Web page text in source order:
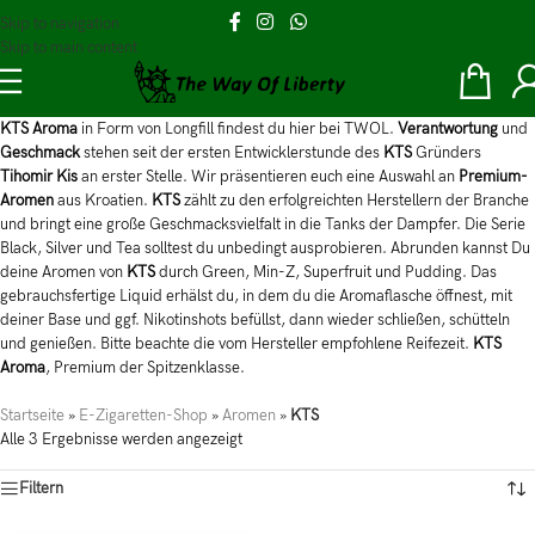
Skip to navigation
Skip to main content
KTS Aroma in Form von Longfill findest du hier bei TWOL. Verantwortung und
Geschmackstehen seit der ersten Entwicklerstunde des KTSGründers
Tihomir Kisan erster Stelle. Wir präsentieren euch eine Auswahl an Premium-
Aromenaus Kroatien. KTSzählt zu den erfolgreichten Herstellern der Branche
und bringt eine große Geschmacksvielfalt in die Tanks der Dampfer. Die Serie
Black, Silver und Tea solltest du unbedingt ausprobieren. Abrunden kannst Du
deine Aromen von KTSdurch Green, Min-Z, Superfruit und Pudding. Das
gebrauchsfertige Liquid erhälst du, in dem du die Aromaflasche öffnest, mit
deiner Base und ggf. Nikotinshots befüllst, dann wieder schließen, schütteln
und genießen. Bitte beachte die vom Hersteller empfohlene Reifezeit. KTS
Aroma, Premium der Spitzenklasse.
Startseite » E-Zigaretten-Shop »Aromen » KTS
Alle 3 Ergebnisse werden angezeigt
Filtern